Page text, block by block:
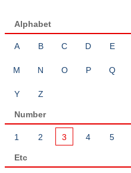
Alphabet
A B C D E
M N O P Q
Y Z
Number
1 2 3 4 5
Etc